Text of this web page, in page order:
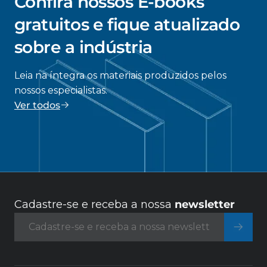
gratuitos e fique atualizado
sobre a indústria
Leia na íntegra os materiais produzidos pelos
nossos especialistas.
Ver todos
Cadastre-se e receba a nossa newsletter